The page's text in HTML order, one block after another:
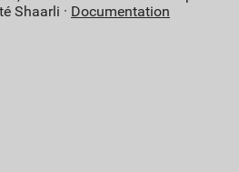
Shaarli · Documentation